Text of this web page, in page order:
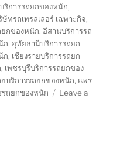
ริการรถยกของหนัก,
ทรถเทรลเลอร์ เฉพาะกิจ,
ยกของหนัก, อีสานบริการรถ
ก, อุทัยธานีบริการรถยก
ก, เชียงรายบริการรถยก
, เพชรบุรีบริการรถยกของ
ยบริการรถยกของหนัก, แพร่
รถยกของหนัก
Leave a